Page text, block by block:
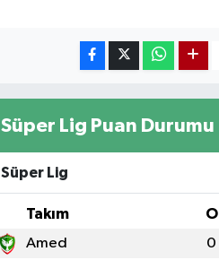
Süper Lig Puan Durumu
Süper Lig
Takım O
Amed 0